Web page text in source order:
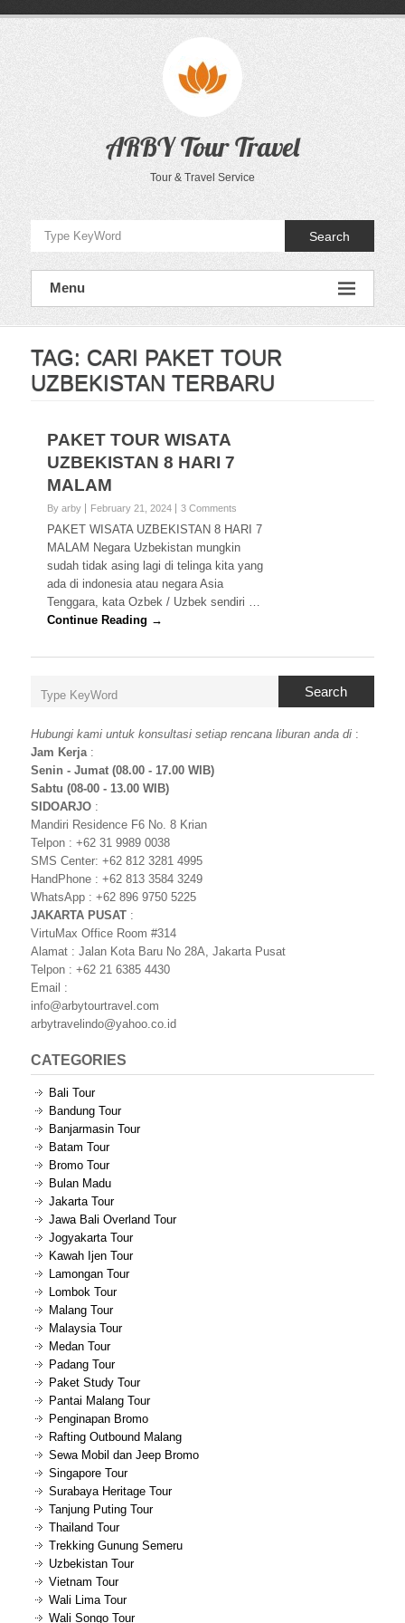
ARBY Tour Travel
Tour & Travel Service
Search
Menu
TAG: CARI PAKET TOUR
UZBEKISTAN TERBARU
PAKET TOUR WISATA
UZBEKISTAN 8 HARI 7
MALAM
By arby February 21, 2024 3 Comments
PAKET WISATA UZBEKISTAN 8 HARI 7
MALAM Negara Uzbekistan mungkin
sudah tidak asing lagi di telinga kita yang
ada di indonesia atau negara Asia
Tenggara, kata Ozbek / Uzbek sendiri …
Continue Reading →
Search
Hubungi kami untuk konsultasi setiap rencana liburan anda di :
Jam Kerja:
Senin - Jumat (08.00 - 17.00 WIB)
Sabtu (08-00 - 13.00 WIB)
SIDOARJO :
Mandiri Residence F6 No. 8 Krian
Telpon : +62 31 9989 0038
SMS Center: +62 812 3281 4995
HandPhone : +62 813 3584 3249
WhatsApp : +62 896 9750 5225
JAKARTA PUSAT :
VirtuMax Office Room #314
Alamat : Jalan Kota Baru No 28A, Jakarta Pusat
Telpon : +62 21 6385 4430
Email :
info@arbytourtravel.com
arbytravelindo@yahoo.co.id
CATEGORIES
Bali Tour
Bandung Tour
Banjarmasin Tour
Batam Tour
Bromo Tour
Bulan Madu
Jakarta Tour
Jawa Bali Overland Tour
Jogyakarta Tour
Kawah Ijen Tour
Lamongan Tour
Lombok Tour
Malang Tour
Malaysia Tour
Medan Tour
Padang Tour
Paket Study Tour
Pantai Malang Tour
Penginapan Bromo
Rafting Outbound Malang
Sewa Mobil dan Jeep Bromo
Singapore Tour
Surabaya Heritage Tour
Tanjung Puting Tour
Thailand Tour
Trekking Gunung Semeru
Uzbekistan Tour
Vietnam Tour
Wali Lima Tour
Wali Songo Tour